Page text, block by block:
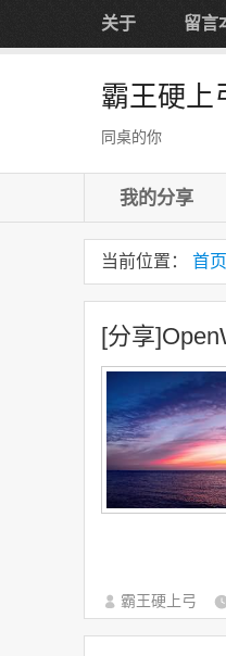
关于 留言
霸王硬上
同桌的你
我的分享
当前位置： 首页
[分享
霸王硬上弓